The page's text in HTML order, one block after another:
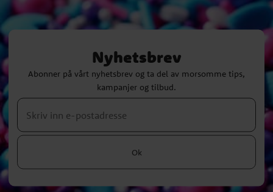
Nyhetsbrev
Abonner på vårt nyhetsbrev og ta del av morsomme tips,
kampanjer og tilbud.
Ok